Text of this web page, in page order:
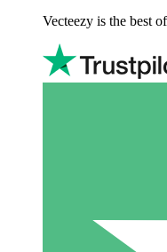
Vecteezy is the best